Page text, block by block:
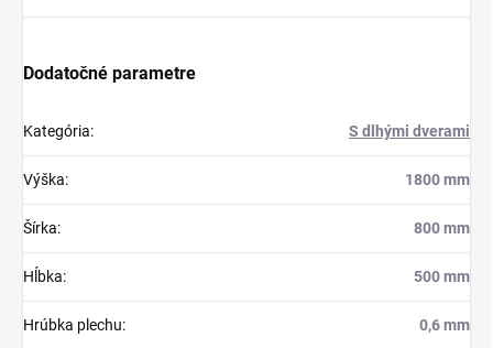
Dodatočné parametre
Kategória: S dlhými dverami
Výška: 1800 mm
Šírka: 800 mm
Hĺbka: 500 mm
Hrúbka plechu: 0,6 mm